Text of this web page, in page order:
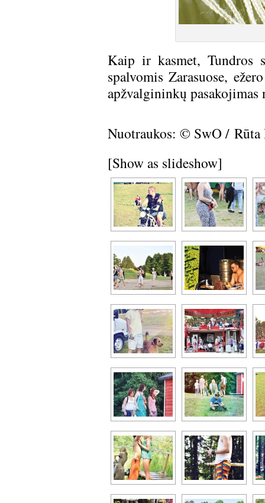
Kaip ir kasmet, Tundros
spalvomis Zarasuose,
apžvalgininkų pasakojimas
Nuotraukos: © SwO / Rūta
[Show as slideshow]